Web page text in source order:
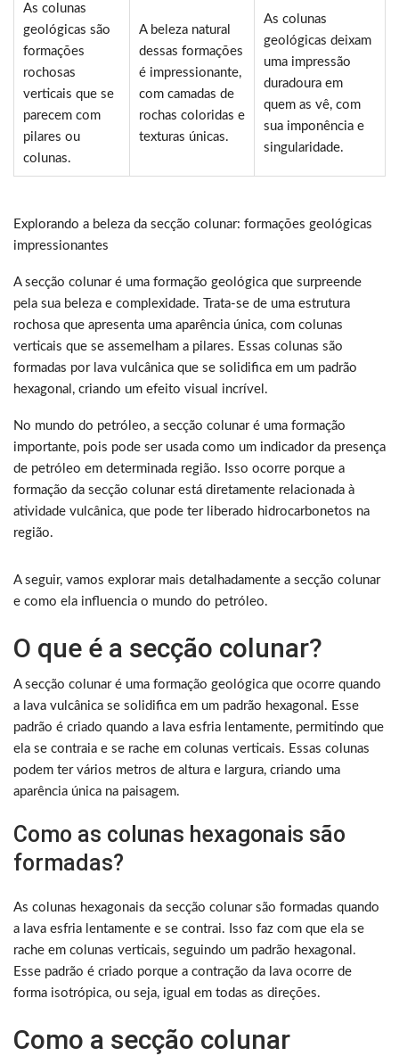
As colunas
geológicas são
formações
rochosas
verticais que se
parecem com
pilares ou
colunas.
A beleza natural
dessas formações
é impressionante,
com camadas de
rochas coloridas e
texturas únicas.
As colunas
geológicas deixam
uma impressão
duradoura em
quem as vê, com
sua imponência e
singularidade.
Explorando a beleza da secção colunar: formações geológicas
impressionantes
A secção colunar é uma formação geológica que surpreende
pela sua beleza e complexidade. Trata-se de uma estrutura
rochosa que apresenta uma aparência única, com colunas
verticais que se assemelham a pilares. Essas colunas são
formadas por lava vulcânica que se solidifica em um padrão
hexagonal, criando um efeito visual incrível.
No mundo do petróleo, a secção colunar é uma formação
importante, pois pode ser usada como um indicador da presença
de petróleo em determinada região. Isso ocorre porque a
formação da secção colunar está diretamente relacionada à
atividade vulcânica, que pode ter liberado hidrocarbonetos na
região.
A seguir, vamos explorar mais detalhadamente a secção colunar
e como ela influencia o mundo do petróleo.
O que é a secção colunar?
A secção colunar é uma formação geológica que ocorre quando
a lava vulcânica se solidifica em um padrão hexagonal. Esse
padrão é criado quando a lava esfria lentamente, permitindo que
ela se contraia e se rache em colunas verticais. Essas colunas
podem ter vários metros de altura e largura, criando uma
aparência única na paisagem.
Como as colunas hexagonais são
formadas?
As colunas hexagonais da secção colunar são formadas quando
a lava esfria lentamente e se contrai. Isso faz com que ela se
rache em colunas verticais, seguindo um padrão hexagonal.
Esse padrão é criado porque a contração da lava ocorre de
forma isotrópica, ou seja, igual em todas as direções.
Como a secção colunar